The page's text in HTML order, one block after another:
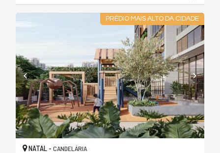
PRÉDIO MAIS ALTO DA CIDADE
NATAL - CANDELÁRIA